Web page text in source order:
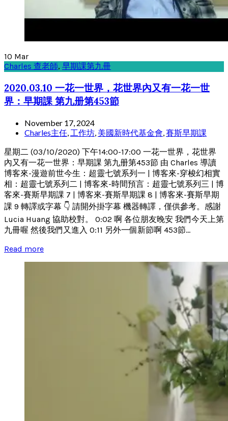
10 Mar
Charles 查老師, 早期課第九冊
2020.03.10 一花一世界，花世界內又有一花一世
界：早期課 第九册第453節
November 17, 2024
Charles主任 工作坊 美國新時代基金會 賽斯早期課
星期二 (03/10/2020) 下午14:00-17:00 一花一世界，花世界
內又有一花一世界：早期課 第九册第453節 由 Charles 導讀
博客來-漫遊前世今生：超靈七號系列一 | 博客來-穿梭幻相實
相：超靈七號系列二 | 博客來-時間預言：超靈七號系列三 | 博
客來-賽斯早期課 7 | 博客來-賽斯早期課 8 | 博客來-賽斯早期
課 9 轉譯或字幕 👇 請開外掛字幕 機器轉譯，僅供參考。感謝
Lucia Huang 協助校對。 0:02 啊 各位朋友晚安 我們今天上第
九冊喔 然後我們又進入 0:11 另外一個新節啊 453節...
Read more